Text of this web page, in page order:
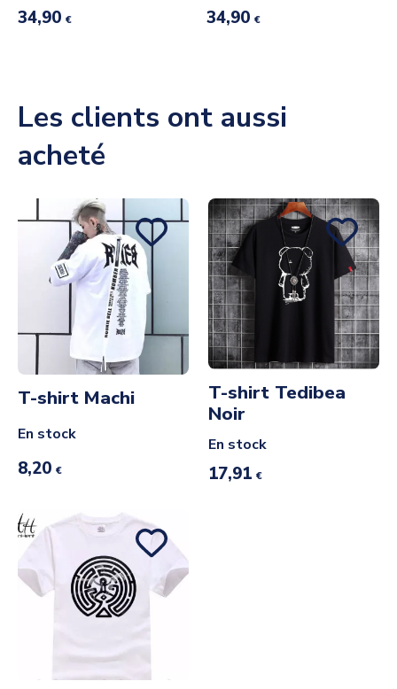
34,90 € 34,90 €
Les clients ont aussi
acheté
T-shirt Machi
En stock
8,20 €
T-shirt Tedibea
Noir
En stock
17,91 €